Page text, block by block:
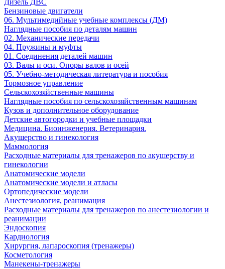
Дизель ДВС
Бензиновые двигатели
06. Мультимедийные учебные комплексы (ДМ)
Наглядные пособия по деталям машин
02. Механические передачи
04. Пружины и муфты
01. Соединения деталей машин
03. Валы и оси. Опоры валов и осей
05. Учебно-методическая литература и пособия
Тормозное управление
Сельскохозяйственные машины
Наглядные пособия по сельскохозяйственным машинам
Кузов и дополнительное оборудование
Детские автогородки и учебные площадки
Медицина. Биоинженерия. Ветеринария.
Акушерство и гинекология
Маммология
Расходные материалы для тренажеров по акушерству и
гинекологии
Анатомические модели
Анатомические модели и атласы
Ортопедические модели
Анестезиология, реанимация
Расходные материалы для тренажеров по анестезиологии и
реанимации
Эндоскопия
Кардиология
Хирургия, лапароскопия (тренажеры)
Косметология
Манекены-тренажеры